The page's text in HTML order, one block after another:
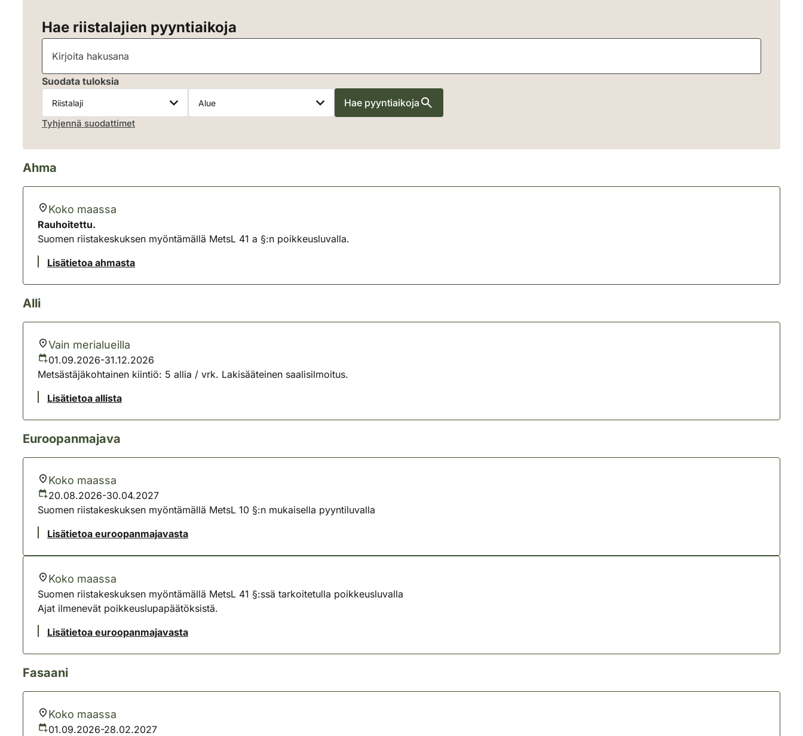
Hae riistalajien pyyntiaikoja
Suodata tuloksia
Hae pyyntiaikoja
Tyhjennä suodattimet
Ahma
Koko maassa
Rauhoitettu.
Suomen riistakeskuksen myöntämällä MetsL 41 a §:n poikkeusluvalla.
Lisätietoa ahmasta
Alli
Vain merialueilla
01.09.2026-31.12.2026
Metsästäjäkohtainen kiintiö: 5 allia / vrk. Lakisääteinen saalisilmoitus.
Lisätietoa allista
Euroopanmajava
Koko maassa
20.08.2026-30.04.2027
Suomen riistakeskuksen myöntämällä MetsL 10 §:n mukaisella pyyntiluvalla
Lisätietoa euroopanmajavasta
Koko maassa
Suomen riistakeskuksen myöntämällä MetsL 41 §:ssä tarkoitetulla poikkeusluvalla
Ajat ilmenevät poikkeuslupapäätöksistä.
Lisätietoa euroopanmajavasta
Fasaani
Koko maassa
01.09.2026-28.02.2027